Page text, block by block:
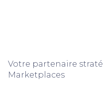
Votre partenaire
Marketplaces